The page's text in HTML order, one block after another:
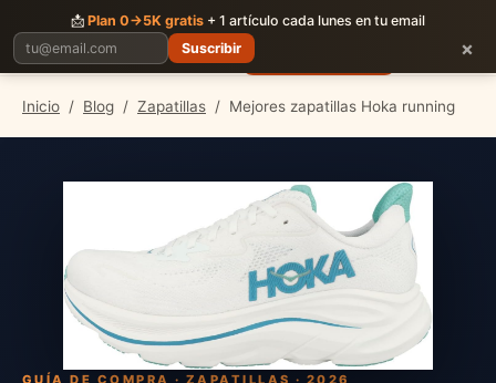
CORRERJUNTOS
PlanesBlogCarreras Precios
Inicio / Blog / Zapatillas / Mejores zapatillas Hoka running
GUÍA DE COMPRA · ZAPATILLAS · 2026
📩 Plan 0→5K gratis + 1 artículo cada lunes en tu email
Suscribir
×